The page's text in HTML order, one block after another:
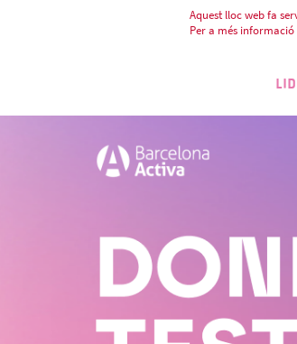
Aquest lloc web fa
Per a més